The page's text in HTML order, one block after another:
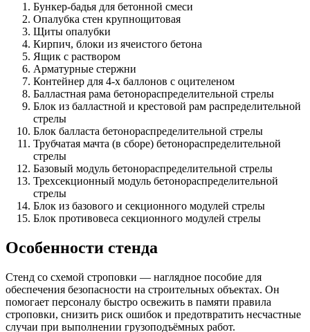
Бункер-бадья для бетонной смеси
Опалубка стен крупнощитовая
Щиты опалубки
Кирпич, блоки из ячеистого бетона
Ящик с раствором
Арматурные стержни
Контейнер для 4-х баллонов с оцителеном
Балластная рама бетонораспределительной стрелы
Блок из балластной и крестовой рам распределительной
стрелы
Блок балласта бетонораспределительной стрелы
Трубчатая мачта (в сборе) бетонораспределительной
стрелы
Базовый модуль бетонораспределительной стрелы
Трехсекционный модуль бетонораспределительной
стрелы
Блок из базового и секционного модулей стрелы
Блок противовеса секционного модулей стрелы
Особенности стенда
Стенд со схемой строповки — наглядное пособие для
обеспечения безопасности на строительных объектах. Он
помогает персоналу быстро освежить в памяти правила
строповки, снизить риск ошибок и предотвратить несчастные
случаи при выполнении грузоподъёмных работ.